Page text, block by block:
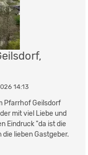
14:13
Pfarrhof Geilsdorf
mit viel Liebe und
Eindruck "da ist die
die lieben Gastgeber.